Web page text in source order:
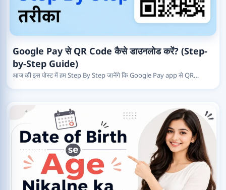
Google Pay से QR Code कैसे डाउनलोड करें? (Step-
by-Step Guide)
आज की इस पोस्ट में हम Step By Step जानेंगे कि Google Pay app से QR…